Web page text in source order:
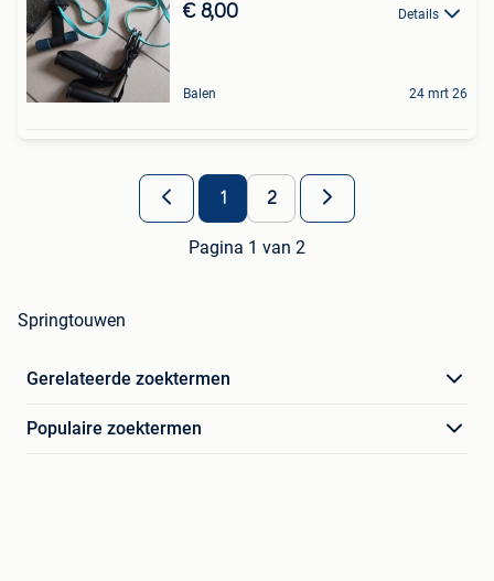
€ 8,00 Details
Balen 24 mrt 26
1 2
Pagina 1 van 2
Springtouwen
Gerelateerde zoektermen
Populaire zoektermen